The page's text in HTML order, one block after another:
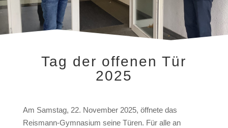
Tag der offenen Tür
2025
Am Samstag, 22. November 2025, öffnete das
Reismann-Gymnasium seine Türen. Für alle an